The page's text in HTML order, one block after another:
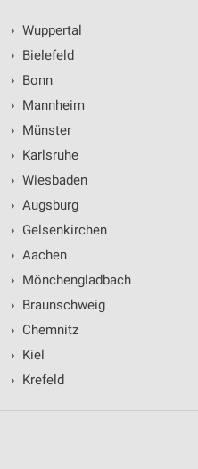
› Wuppertal
› Bielefeld
› Bonn
› Mannheim
› Münster
› Karlsruhe
› Wiesbaden
› Augsburg
› Gelsenkirchen
› Aachen
› Mönchengladbach
› Braunschweig
› Chemnitz
› Kiel
› Krefeld